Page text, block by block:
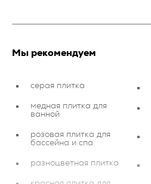
Мы рекомендуем
серая плитка
медная плитка для
ванной
розовая плитка для
бассейна и спа
разноцветная плитка